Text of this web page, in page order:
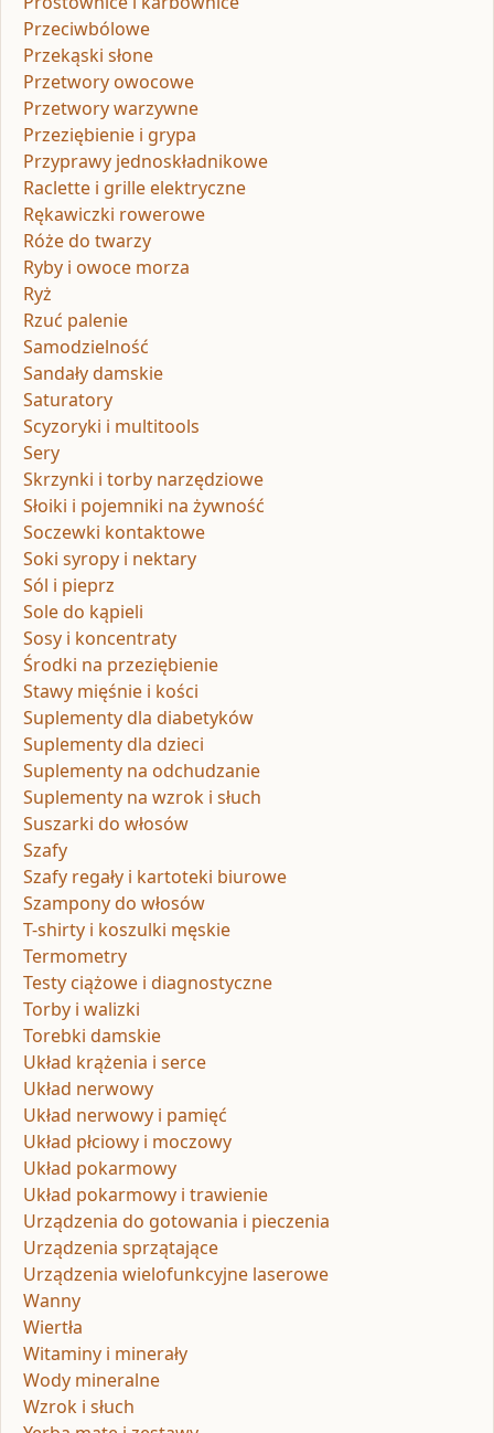
Przeciwbólowe
Przekąski słone
Przetwory owocowe
Przetwory warzywne
Przeziębienie i grypa
Przyprawy jednoskładnikowe
Raclette i grille elektryczne
Rękawiczki rowerowe
Róże do twarzy
Ryby i owoce morza
Ryż
Rzuć palenie
Samodzielność
Sandały damskie
Saturatory
Scyzoryki i multitools
Sery
Skrzynki i torby narzędziowe
Słoiki i pojemniki na żywność
Soczewki kontaktowe
Soki syropy i nektary
Sól i pieprz
Sole do kąpieli
Sosy i koncentraty
Środki na przeziębienie
Stawy mięśnie i kości
Suplementy dla diabetyków
Suplementy dla dzieci
Suplementy na odchudzanie
Suplementy na wzrok i słuch
Suszarki do włosów
Szafy
Szafy regały i kartoteki biurowe
Szampony do włosów
T-shirty i koszulki męskie
Termometry
Testy ciążowe i diagnostyczne
Torby i walizki
Torebki damskie
Układ krążenia i serce
Układ nerwowy
Układ nerwowy i pamięć
Układ płciowy i moczowy
Układ pokarmowy
Układ pokarmowy i trawienie
Urządzenia do gotowania i pieczenia
Urządzenia sprzątające
Urządzenia wielofunkcyjne laserowe
Wanny
Wiertła
Witaminy i minerały
Wody mineralne
Wzrok i słuch